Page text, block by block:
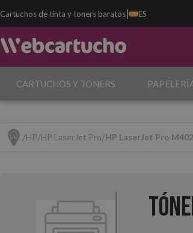
Cartuchos de tinta y toners baratos| ES
CARTUCHOS Y TONERS
HP HP LaserJet Pro HP LaserJet Pro